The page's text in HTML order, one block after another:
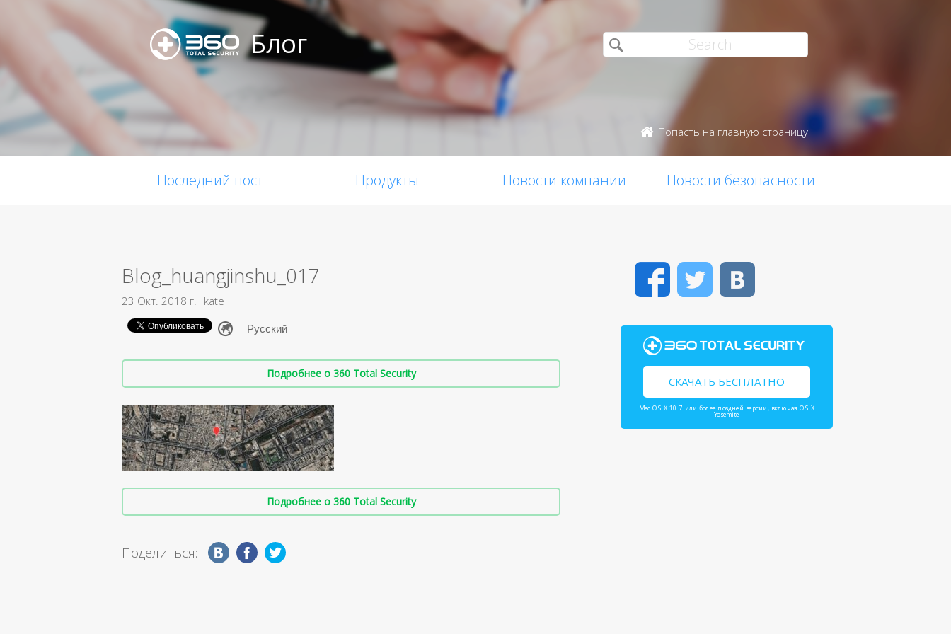
Блог
Попасть на главную страницу
Последний пост Продукты Новости компании Новости безопасности
Blog_huangjinshu_017
23 Окт. 2018 г. kate
Подробнее о 360 Total Security
Подробнее о 360 Total Security
Поделиться:
FacebookTwitter
СКАЧАТЬ БЕСПЛАТНО
Mac OS X 10.7 или более поздней версии, включая OS X
Yosemite